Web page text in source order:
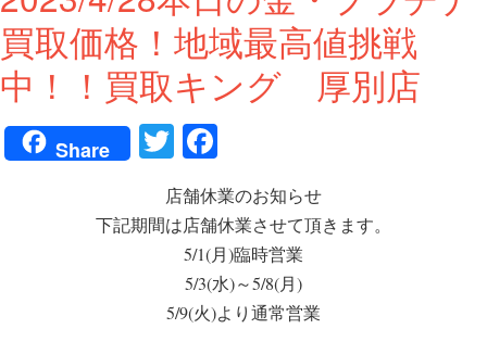
買取価格！地域最高値挑戦
中！！買取キング 厚別店
Share T
wi
tte
r
ce
bo
ok
店舗休業のお知らせ
下記期間は店舗休業させて頂きます。
5/1(月)臨時営業
5/3(水)～5/8(月)
5/9(火)より通常営業